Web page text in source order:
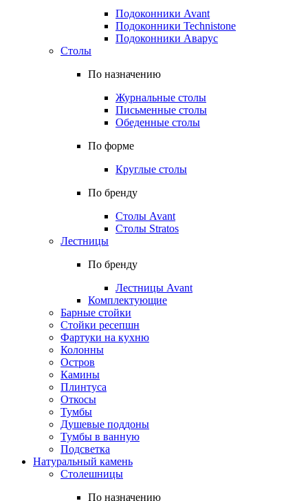
Подоконники Avant
Подоконники Technistone
Подоконники Аварус
Столы
По назначению
Журнальные столы
Письменные столы
Обеденные столы
По форме
Круглые столы
По бренду
Столы Avant
Столы Stratos
Лестницы
По бренду
Лестницы Avant
Комплектующие
Барные стойки
Стойки ресепшн
Фартуки на кухню
Колонны
Остров
Камины
Плинтуса
Откосы
Тумбы
Душевые поддоны
Тумбы в ванную
Подсветка
Натуральный камень
Столешницы
По назначению